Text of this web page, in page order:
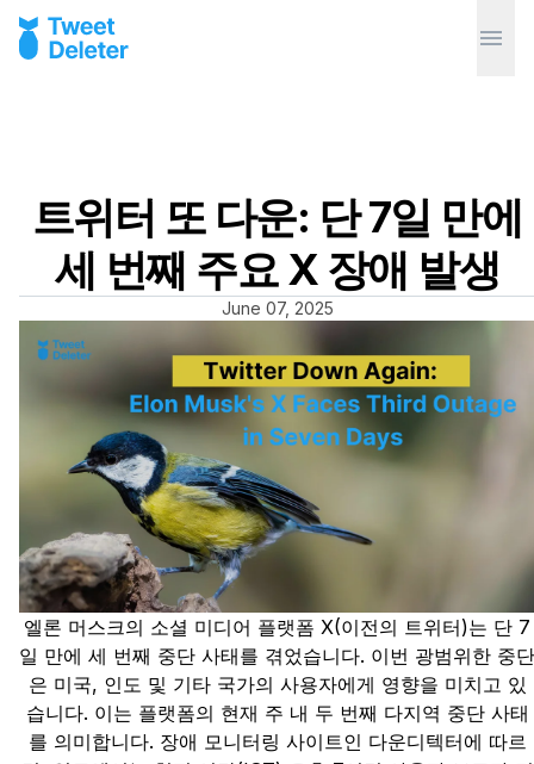
트위터 또 다운: 단 7일 만에
세 번째 주요 X 장애 발생
June 07, 2025
엘론 머스크의 소셜 미디어 플랫폼 X(이전의 트위터)는 단 7
일 만에 세 번째 중단 사태를 겪었습니다. 이번 광범위한 중단
은 미국, 인도 및 기타 국가의 사용자에게 영향을 미치고 있
습니다. 이는 플랫폼의 현재 주 내 두 번째 다지역 중단 사태
를 의미합니다. 장애 모니터링 사이트인 다운디텍터에 따르